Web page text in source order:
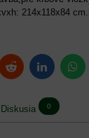
214x118x84
Reddit LinkedIn
Diskusia 0